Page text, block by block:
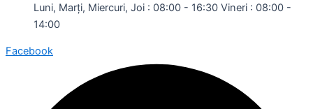
Luni, Marți, Miercuri, Joi : 08:00 - 16:30 Vineri : 08:00 -
14:00
Facebook